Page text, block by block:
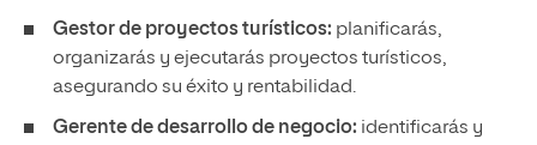
Gestor de proyectos turísticos: planificarás,
organizarás y ejecutarás proyectos turísticos,
asegurando su éxito y rentabilidad.
Gerente de desarrollo de negocio: identificarás y